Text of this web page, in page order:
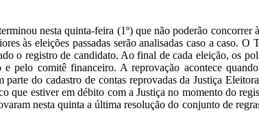
nesta quinta-feira (1º) que não poderão concorrer
às eleições passadas serão analisadas caso a caso.
o registro de candidato. Ao final de cada eleição, os
comitê financeiro. A reprovação acontece
do cadastro de contas reprovadas da Justiça
estiver em débito com a Justiça no momento do
nesta quinta a última resolução do conjunto de